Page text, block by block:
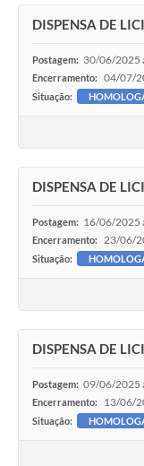
DISPENSA DE
Postagem: 30/06/2025
Encerramento: 04/07/
Situação:
DISPENSA DE
Postagem: 16/06/2025
Encerramento: 23/06/
Situação:
DISPENSA DE
Postagem: 09/06/2025
Encerramento: 13/06/
Situação: